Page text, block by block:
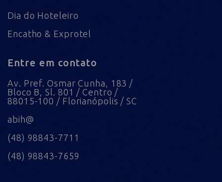
Dia do Hoteleiro
Encatho & Exprotel
Entre em contato
Av. Pref. Osmar Cunha, 183 /
Bloco B, Sl. 801 / Centro /
88015-100 / Florianópolis / SC
abih@
(48) 98843-7711
(48) 98843-7659